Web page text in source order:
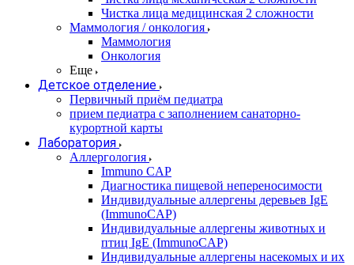
Чистка лица медицинская 2 сложности
Маммология / онкология
Маммология
Онкология
Еще
Детское отделение
Первичный приём педиатра
прием педиатра с заполнением санаторно-
курортной карты
Лаборатория
Аллергология
Immuno CAP
Диагностика пищевой непереносимости
Индивидуальные аллергены деревьев IgE
(ImmunoCAP)
Индивидуальные аллергены животных и
птиц IgE (ImmunoCAP)
Индивидуальные аллергены насекомых и их